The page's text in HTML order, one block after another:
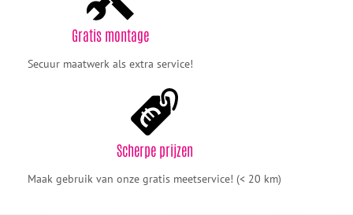
Gratis montage
Secuur maatwerk als extra service!
Scherpe prijzen
Maak gebruik van onze gratis meetservice! (< 20 km)